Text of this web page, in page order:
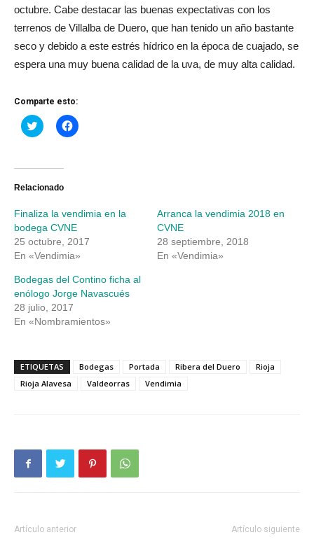
octubre. Cabe destacar las buenas expectativas con los
terrenos de Villalba de Duero, que han tenido un año bastante
seco y debido a este estrés hídrico en la época de cuajado, se
espera una muy buena calidad de la uva, de muy alta calidad.
Comparte esto:
Haz
clic
Twitter
abre
ventana
nueva)
Haz
clic
ventana
nueva)
Relacionado
Finaliza la vendimia en la
bodega CVNE
25 octubre, 2017
En «Vendimia»
Arranca la vendimia 2018 en
CVNE
28 septiembre, 2018
En «Vendimia»
Bodegas del Contino ficha al
enólogo Jorge Navascués
28 julio, 2017
En «Nombramientos»
ETIQUETAS Bodegas Portada Ribera del Duero
Rioja
Rioja Alavesa
Valdeorras Vendimia
Artículo anterior Artículo siguiente